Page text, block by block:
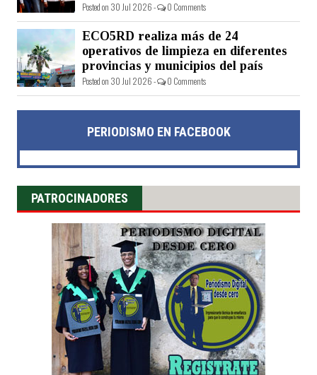
Posted on 30 Jul 2026 - 0 Comments
ECO5RD realiza más de 24
operativos de limpieza en diferentes
provincias y municipios del país
Posted on 30 Jul 2026 - 0 Comments
PERIODISMO EN FACEBOOK
PATROCINADORES